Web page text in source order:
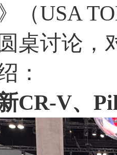
（USA
桌讨论，
：
CR-V、